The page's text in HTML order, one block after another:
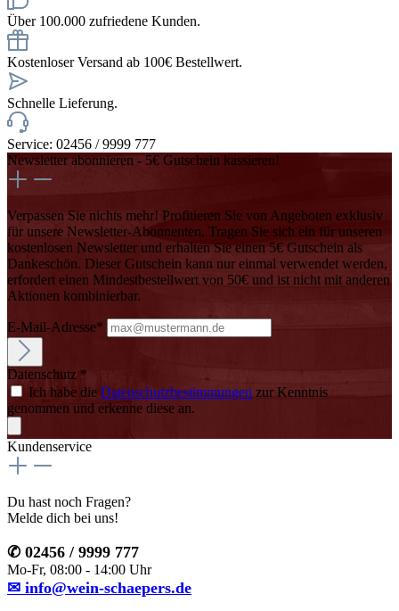
Über 100.000 zufriedene Kunden.
Kostenloser Versand ab 100€ Bestellwert.
Schnelle Lieferung.
Service: 02456 / 9999 777
Newsletter abonnieren - 5€ Gutschein kassieren!
Verpassen Sie nichts mehr! Profitieren Sie von Angeboten exklusiv
für unsere Newsletter-Abonnenten. Tragen Sie sich ein für unseren
kostenlosen Newsletter und erhalten Sie einen 5€ Gutschein als
Dankeschön. Dieser Gutschein kann nur einmal verwendet werden,
erfordert einen Mindestbestellwert von 50€ und ist nicht mit anderen
Aktionen kombinierbar.
E-Mail-Adresse*
Datenschutz *
Ich habe die Datenschutzbestimmungen zur Kenntnis
genommen und erkenne diese an.
Kundenservice
Du hast noch Fragen?
Melde dich bei uns!
✆ 02456 / 9999 777
Mo-Fr, 08:00 - 14:00 Uhr
✉ info@wein-schaepers.de